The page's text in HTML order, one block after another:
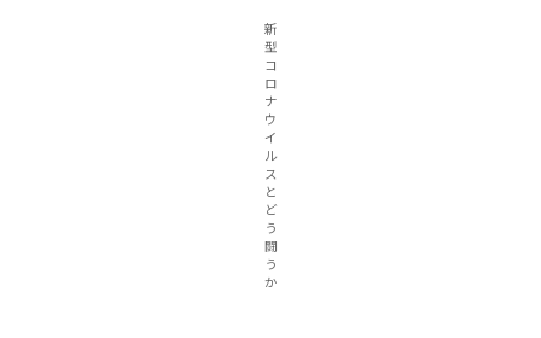
新
型
コ
ロ
ナ
ウ
イ
ル
ス
と
ど
う
闘
う
か